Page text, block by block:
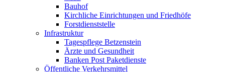
Bauhof
Kirchliche Einrichtungen und Friedhöfe
Forstdienststelle
Infrastruktur
Tagespflege Betzenstein
Ärzte und Gesundheit
Banken Post Paketdienste
Öffentliche Verkehrsmittel